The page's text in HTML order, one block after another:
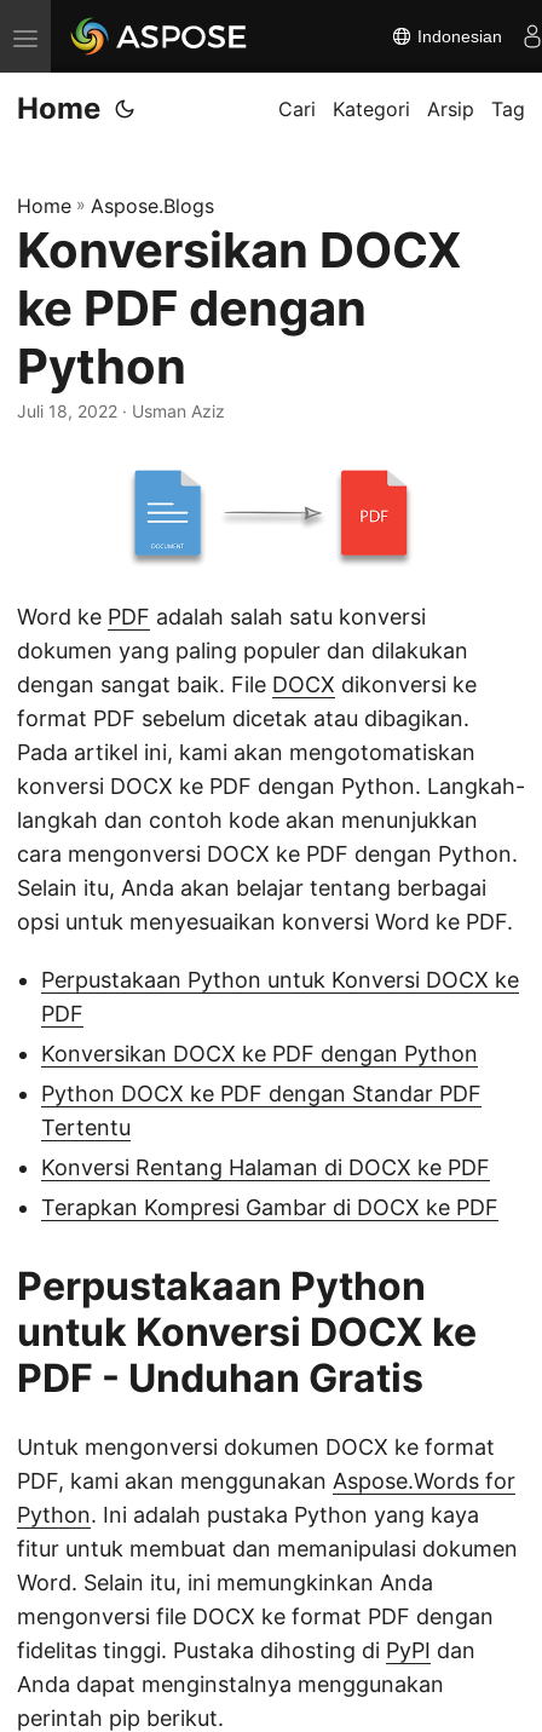
A
l
i
a
n
a
v
i
g
Indonesian
Home Cari Kategori Arsip Tag
Home » Aspose.Blogs
Konversikan DOCX
ke PDF dengan
Python
Juli 18, 2022 · Usman Aziz
Word ke PDF adalah salah satu konversi
dokumen yang paling populer dan dilakukan
dengan sangat baik. File DOCX dikonversi ke
format PDF sebelum dicetak atau dibagikan.
Pada artikel ini, kami akan mengotomatiskan
konversi DOCX ke PDF dengan Python. Langkah-
langkah dan contoh kode akan menunjukkan
cara mengonversi DOCX ke PDF dengan Python.
Selain itu, Anda akan belajar tentang berbagai
opsi untuk menyesuaikan konversi Word ke PDF.
Perpustakaan Python untuk Konversi DOCX ke
PDF
Konversikan DOCX ke PDF dengan Python
Python DOCX ke PDF dengan Standar PDF
Tertentu
Konversi Rentang Halaman di DOCX ke PDF
Terapkan Kompresi Gambar di DOCX ke PDF
Perpustakaan Python
untuk Konversi DOCX ke
PDF - Unduhan Gratis
Untuk mengonversi dokumen DOCX ke format
PDF, kami akan menggunakan Aspose.Words for
Python. Ini adalah pustaka Python yang kaya
fitur untuk membuat dan memanipulasi dokumen
Word. Selain itu, ini memungkinkan Anda
mengonversi file DOCX ke format PDF dengan
fidelitas tinggi. Pustaka dihosting di PyPI dan
Anda dapat menginstalnya menggunakan
perintah pip berikut.